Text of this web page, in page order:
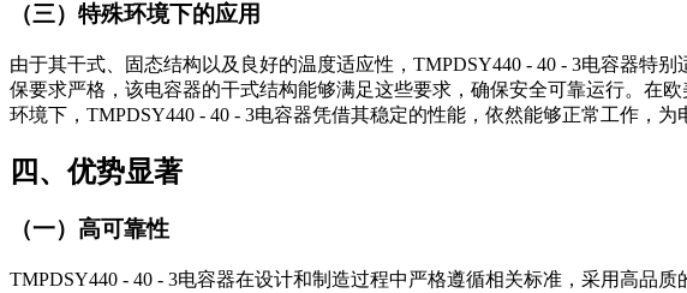
（三）特殊环境下的应用
由于其干式、固态结构以及良好的温度适应性，TMPDSY440 - 40 - 3电容器特
保要求严格，该电容器的干式结构能够满足这些要求，确保安全可靠运行。在
环境下，TMPDSY440 - 40 - 3电容器凭借其稳定的性能，依然能够正常工作，为
四、优势显著
（一）高可靠性
TMPDSY440 - 40 - 3电容器在设计和制造过程中严格遵循相关标准，采用高品